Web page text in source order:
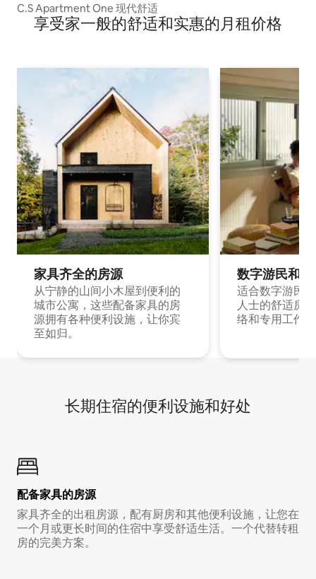
C.S Apartment One 现代舒适
享受家一般的舒适和实惠的月租价格
家具齐全的房源
从宁静的山间小木屋到便利的
城市公寓，这些配备家具的房
源拥有各种便利设施，让你宾
至如归。
数字游民和
适合数字游民
人士的舒适房
络和专用工作
长期住宿的便利设施和好处
配备家具的房源
家具齐全的出租房源，配有厨房和其他便利设施，让您在
一个月或更长时间的住宿中享受舒适生活。一个代替转租
房的完美方案。